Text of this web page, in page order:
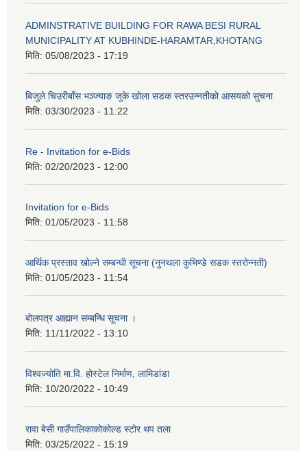
ADMINSTRATIVE BUILDING FOR RAWA BESI RURAL
MUNICIPALITY AT KUBHINDE-HARAMTAR,KHOTANG
मिति: 05/08/2023 - 17:19
बिजुले चिउरीबाँस भञ्ज्याङ जुके खोला सडक स्तरउन्नतीको आसयको सुचना
मिति: 03/30/2023 - 11:22
Re - Invitation for e-Bids
मिति: 02/20/2023 - 12:00
Invitation for e-Bids
मिति: 01/05/2023 - 11:58
आर्थिक प्रस्ताव खोल्ने सम्बन्धी सूचना (नुनथला कुभिण्डे सडक स्तरोन्नती)
मिति: 01/05/2023 - 11:54
बोलपत्र आह्यान सम्बन्धि सूचना ।
मिति: 11/11/2022 - 13:10
विश्वज्योति मा.वि. होस्टेल निर्माण, लामिडांडा
मिति: 10/20/2022 - 10:49
रावा बेसी गाउँपालिकाकोकोल्ड स्टोर थप तला
मिति: 03/25/2022 - 15:19